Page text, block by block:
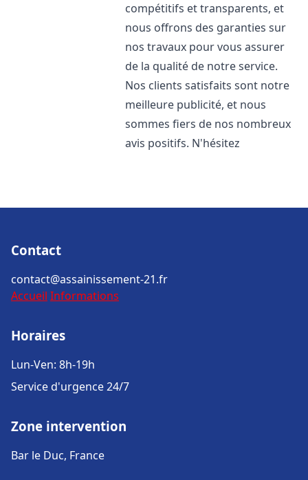
compétitifs et transparents, et
nous offrons des garanties sur
nos travaux pour vous assurer
de la qualité de notre service.
Nos clients satisfaits sont notre
meilleure publicité, et nous
sommes fiers de nos nombreux
avis positifs. N'hésitez
Contact
contact@assainissement-21.fr
Accueil Informations
Horaires
Lun-Ven: 8h-19h
Service d'urgence 24/7
Zone intervention
Bar le Duc, France